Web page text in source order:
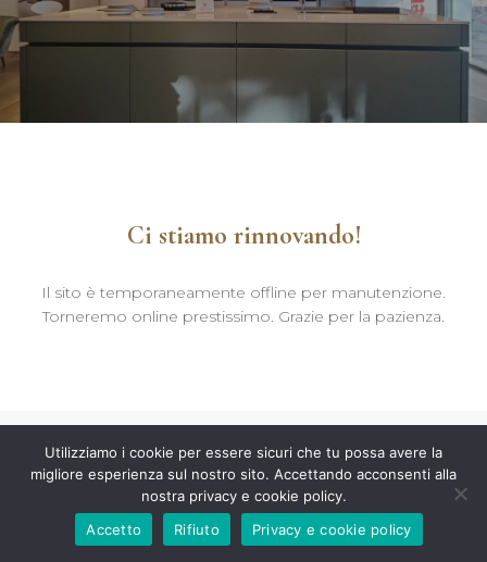
Ci stiamo rinnovando!
Il sito è temporaneamente offline per manutenzione.
Torneremo online prestissimo. Grazie per la pazienza.
Utilizziamo i cookie per essere sicuri che tu possa avere la
migliore esperienza sul nostro sito. Accettando acconsenti alla
nostra privacy e cookie policy.
Accetto
Rifiuto Privacy e cookie policy